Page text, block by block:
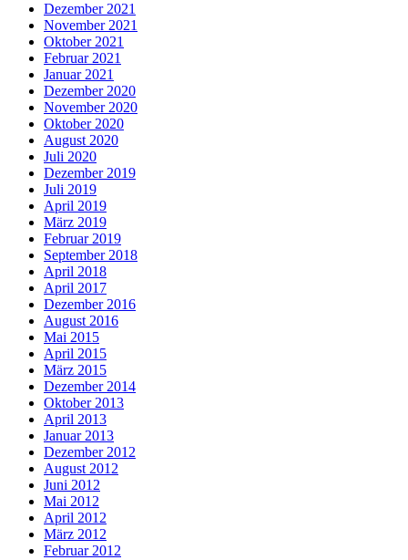
Dezember 2021
November 2021
Oktober 2021
Februar 2021
Januar 2021
Dezember 2020
November 2020
Oktober 2020
August 2020
Juli 2020
Dezember 2019
Juli 2019
April 2019
März 2019
Februar 2019
September 2018
April 2018
April 2017
Dezember 2016
August 2016
Mai 2015
April 2015
März 2015
Dezember 2014
Oktober 2013
April 2013
Januar 2013
Dezember 2012
August 2012
Juni 2012
Mai 2012
April 2012
März 2012
Februar 2012